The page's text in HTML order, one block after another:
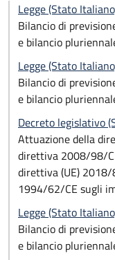
Legge (Stato
Bilancio di
e bilancio
Legge (Stato
Bilancio di
e bilancio
Decreto legislativo
Attuazione della
direttiva 2008/98/
direttiva (UE)
1994/62/CE sugli
Legge (Stato
Bilancio di
e bilancio